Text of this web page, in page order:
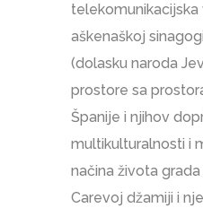
aškenaškoj
(dolasku naroda
prostore sa
Španije i njihov
multikulturalnosti i
načina života
Carevoj džamiji i